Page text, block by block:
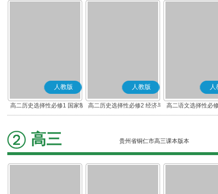
人教版
高二历史选择性必修1 国家制
度与社会治理(部编版)
人教版
高二历史选择性必修2 经济与
社会生活(部编版)
人
高二语文选择性必
编版)
高三 贵州省铜仁市高三课本版本